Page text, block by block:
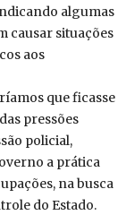
algumas
causar situações
aos
que ficasse
pressões
policial,
a prática
na busca
do Estado.